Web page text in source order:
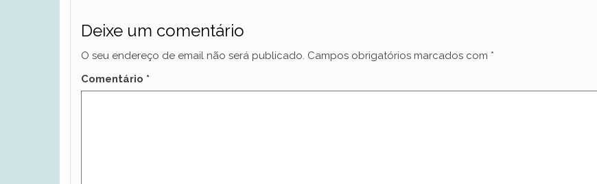
Deixe um comentário
O seu endereço de email não será publicado. Campos obrigatórios marcados com *
Comentário *